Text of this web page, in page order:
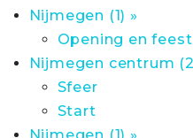
Nijmegen (1) »
Opening en feest
Nijmegen centrum
Sfeer
Start